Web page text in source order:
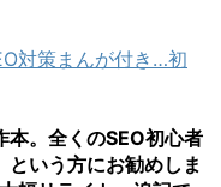
対策まんが付き…初
本。全くのSEO初心者
いう方にお勧めしま